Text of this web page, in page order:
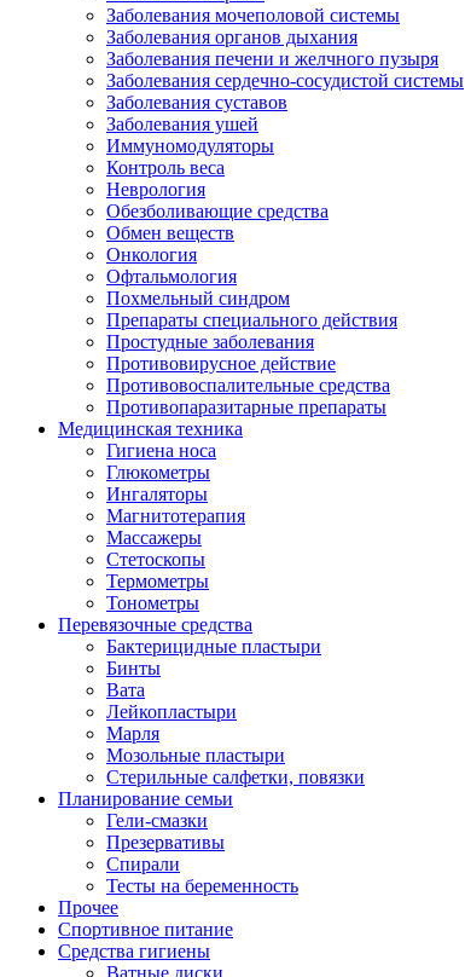
Заболевания мочеполовой системы
Заболевания органов дыхания
Заболевания печени и желчного пузыря
Заболевания сердечно-сосудистой системы
Заболевания суставов
Заболевания ушей
Иммуномодуляторы
Контроль веса
Неврология
Обезболивающие средства
Обмен веществ
Онкология
Офтальмология
Похмельный синдром
Препараты специального действия
Простудные заболевания
Противовирусное действие
Противовоспалительные средства
Противопаразитарные препараты
Медицинская техника
Гигиена носа
Глюкометры
Ингаляторы
Магнитотерапия
Массажеры
Стетоскопы
Термометры
Тонометры
Перевязочные средства
Бактерицидные пластыри
Бинты
Вата
Лейкопластыри
Марля
Мозольные пластыри
Стерильные салфетки, повязки
Планирование семьи
Гели-смазки
Презервативы
Спирали
Тесты на беременность
Прочее
Спортивное питание
Средства гигиены
Ватные диски